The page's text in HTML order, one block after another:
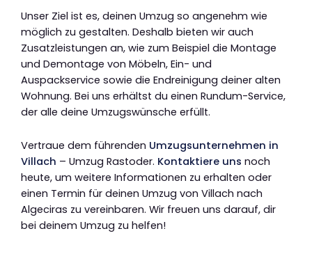
Unser Ziel ist es, deinen Umzug so angenehm wie
möglich zu gestalten. Deshalb bieten wir auch
Zusatzleistungen an, wie zum Beispiel die Montage
und Demontage von Möbeln, Ein- und
Auspackservice sowie die Endreinigung deiner alten
Wohnung. Bei uns erhältst du einen Rundum-Service,
der alle deine Umzugswünsche erfüllt.
Vertraue dem führenden Umzugsunternehmen in
Villach – Umzug Rastoder. Kontaktiere uns noch
heute, um weitere Informationen zu erhalten oder
einen Termin für deinen Umzug von Villach nach
Algeciras zu vereinbaren. Wir freuen uns darauf, dir
bei deinem Umzug zu helfen!